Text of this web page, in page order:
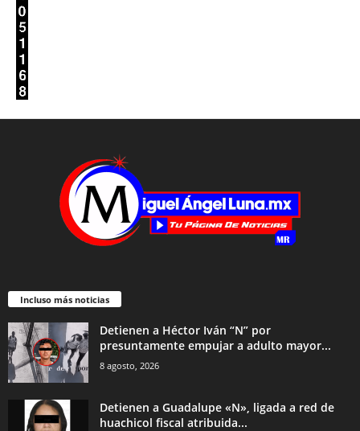
Incluso más noticias
Detienen a Héctor Iván “N” por
presuntamente empujar a adulto mayor...
8 agosto, 2026
Detienen a Guadalupe «N», ligada a red de
huachicol fiscal atribuida...